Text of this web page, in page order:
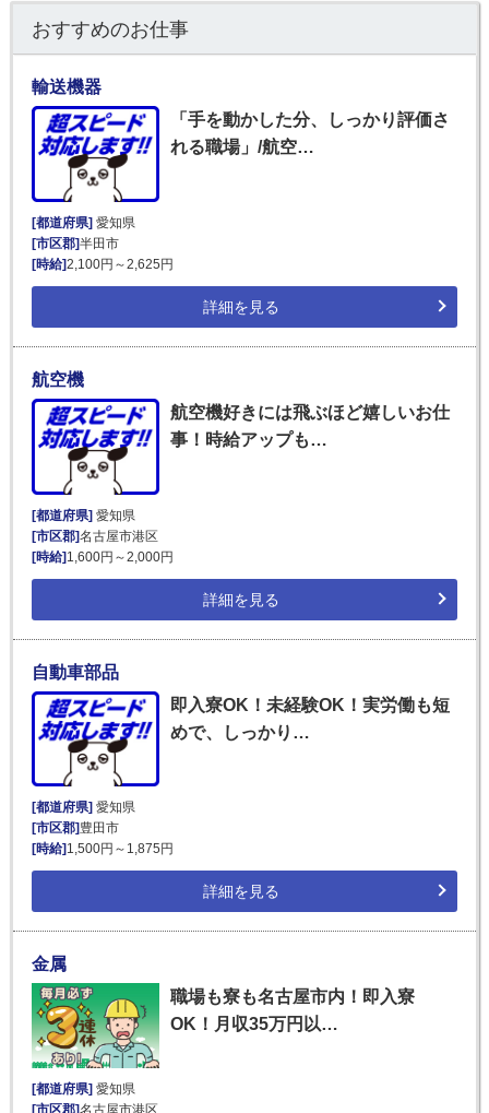
おすすめのお仕事
輸送機器
「手を動かした分、しっかり評価さ
れる職場」/航空…
[都道府県] 愛知県
[市区郡]半田市
[時給]2,100円～2,625円
詳細を見る
航空機
航空機好きには飛ぶほど嬉しいお仕
事！時給アップも…
[都道府県]愛知県
[市区郡]名古屋市港区
[時給]1,600円～2,000円
詳細を見る
自動車部品
即入寮OK！未経験OK！実労働も短
めで、しっかり…
[都道府県] 愛知県
[市区郡] 豊田市
[時給] 1,500円～1,875円
詳細を見る
金属
職場も寮も名古屋市内！即入寮
OK！月収35万円以…
[都道府県] 愛知県
[市区郡]名古屋市港区